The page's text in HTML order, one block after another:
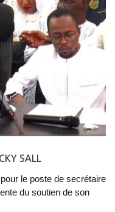
SALL
le poste de secrétaire
du soutien de son